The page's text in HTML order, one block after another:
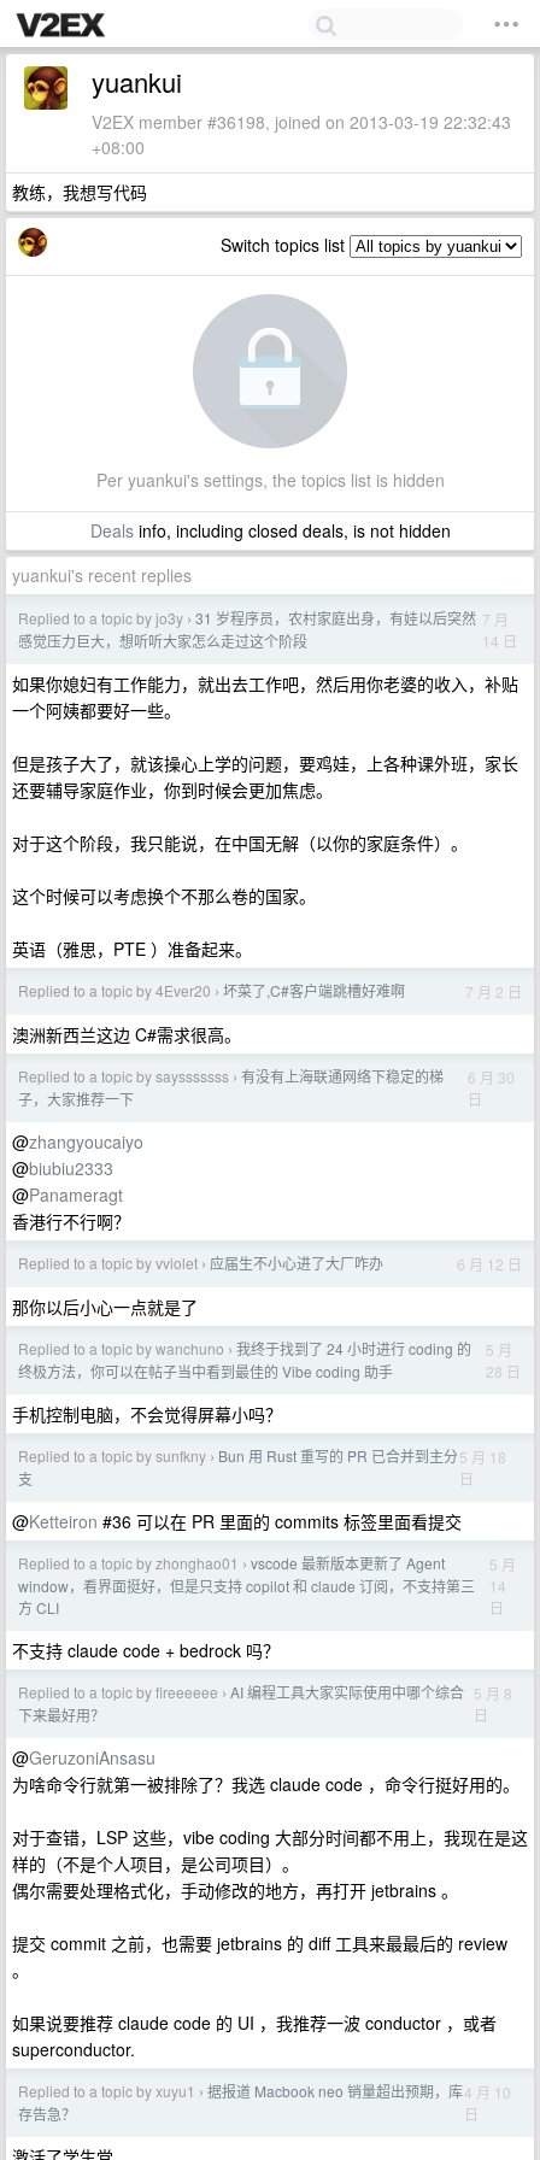
yuankui
V2EX member #36198, joined on 2013-03-19 22:32:43
+08:00
教练，我想写代码
Switch topics list
Per yuankui's settings, the topics list is hidden
Dealsinfo, including closed deals, is not hidden
yuankui's recent replies
Replied to a topic by jo3y › 31 岁程序员，农村家庭出身，有娃以后突然
感觉压力巨大，想听听大家怎么走过这个阶段
7 月
14 日
如果你媳妇有工作能力，就出去工作吧，然后用你老婆的收入，补贴
一个阿姨都要好一些。
但是孩子大了，就该操心上学的问题，要鸡娃，上各种课外班，家长
还要辅导家庭作业，你到时候会更加焦虑。
对于这个阶段，我只能说，在中国无解（以你的家庭条件）。
这个时候可以考虑换个不那么卷的国家。
英语（雅思，PTE ）准备起来。
Replied to a topic by 4Ever20 › 坏菜了,C#客户端跳槽好难啊 7 月 2 日
澳洲新西兰这边 C#需求很高。
Replied to a topic by saysssssss › 有没有上海联通网络下稳定的梯
子，大家推荐一下
6 月 30
日
@zhangyoucaiyo
@biubiu2333
@Panameragt
香港行不行啊？
Replied to a topic by vviolet › 应届生不小心进了大厂咋办 6 月 12 日
那你以后小心一点就是了
Replied to a topic by wanchuno › 我终于找到了 24 小时进行 coding 的
终极方法，你可以在帖子当中看到最佳的 Vibe coding 助手
5 月
28 日
手机控制电脑，不会觉得屏幕小吗？
Replied to a topic by sunfkny › Bun 用 Rust 重写的 PR 已合并到主分
支
5 月 18
日
@Ketteiron #36 可以在 PR 里面的 commits 标签里面看提交
Replied to a topic by zhonghao01 › vscode 最新版本更新了 Agent
window，看界面挺好，但是只支持 copilot 和 claude 订阅，不支持第三
方 CLI
5 月
14
日
不支持 claude code + bedrock 吗？
Replied to a topic by fireeeeee › AI 编程工具大家实际使用中哪个综合
下来最好用？
5 月 8
日
@GeruzoniAnsasu
为啥命令行就第一被排除了？我选 claude code ，命令行挺好用的。
对于查错，LSP 这些，vibe coding 大部分时间都不用上，我现在是这
样的（不是个人项目，是公司项目）。
偶尔需要处理格式化，手动修改的地方，再打开 jetbrains 。
提交 commit 之前，也需要 jetbrains 的 diff 工具来最最后的 review
。
如果说要推荐 claude code 的 UI ，我推荐一波 conductor ，或者
superconductor.
Replied to a topic by xuyu1 › 据报道 Macbook neo 销量超出预期，库
存告急？
4 月 10
日